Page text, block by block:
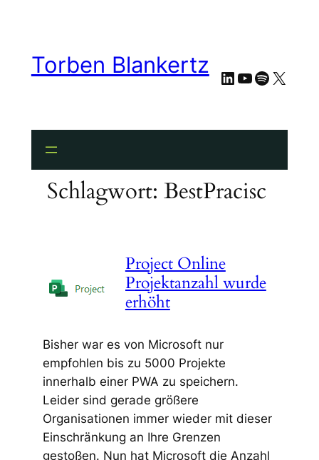
springenTorben Blankertz LinkedIn
YouTube
Spotify
X
Schlagwort:BestPracisc
Project Online
Projektanzahl wurde
erhöht
Bisher war es von Microsoft nur
empfohlen bis zu 5000 Projekte
innerhalb einer PWA zu speichern.
Leider sind gerade größere
Organisationen immer wieder mit dieser
Einschränkung an Ihre Grenzen
gestoßen. Nun hat Microsoft die Anzahl